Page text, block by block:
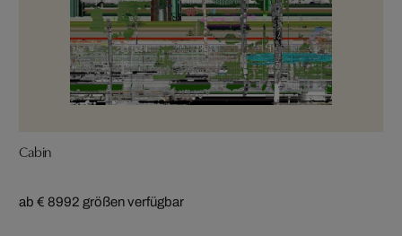
Cabin
ab € 8992 größen verfügbar